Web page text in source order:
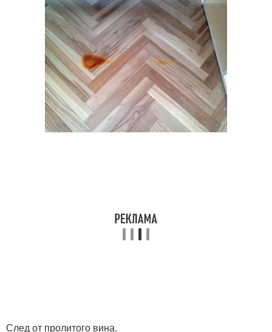
След от пролитого вина.